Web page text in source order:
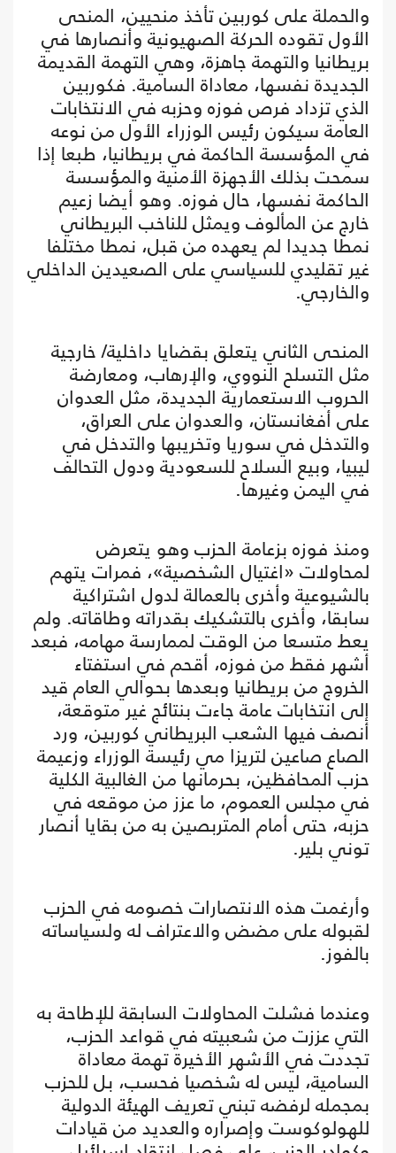
والحملة على كوربين تأخذ منحيين، المنحى
الأول تقوده الحركة الصهيونية وأنصارها في
بريطانيا والتهمة جاهزة، وهي التهمة القديمة
الجديدة نفسها، معاداة السامية. فكوربين
الذي تزداد فرص فوزه وحزبه في الانتخابات
العامة سيكون رئيس الوزراء الأول من نوعه
في المؤسسة الحاكمة في بريطانيا، طبعا إذا
سمحت بذلك الأجهزة الأمنية والمؤسسة
الحاكمة نفسها، حال فوزه. وهو أيضا زعيم
خارج عن المألوف ويمثل للناخب البريطاني
نمطا جديدا لم يعهده من قبل، نمطا مختلفا
غير تقليدي للسياسي على الصعيدين الداخلي
والخارجي.
المنحى الثاني يتعلق بقضايا داخلية/ خارجية
مثل التسلح النووي، والإرهاب، ومعارضة
الحروب الاستعمارية الجديدة، مثل العدوان
على أفغانستان، والعدوان على العراق،
والتدخل في سوريا وتخريبها والتدخل في
ليبيا، وبيع السلاح للسعودية ودول التحالف
في اليمن وغيرها.
ومنذ فوزه بزعامة الحزب وهو يتعرض
لمحاولات «اغتيال الشخصية»، فمرات يتهم
بالشيوعية وأخرى بالعمالة لدول اشتراكية
سابقا، وأخرى بالتشكيك بقدراته وطاقاته. ولم
يعط متسعا من الوقت لممارسة مهامه، فبعد
أشهر فقط من فوزه، أقحم في استفتاء
الخروج من بريطانيا وبعدها بحوالي العام قيد
إلى انتخابات عامة جاءت بنتائج غير متوقعة،
أنصف فيها الشعب البريطاني كوربين، ورد
الصاع صاعين لتريزا مي رئيسة الوزراء وزعيمة
حزب المحافظين، بحرمانها من الغالبية الكلية
في مجلس العموم، ما عزز من موقعه في
حزبه، حتى أمام المتربصين به من بقايا أنصار
توني بلير.
وأرغمت هذه الانتصارات خصومه في الحزب
لقبوله على مضض والاعتراف له ولسياساته
بالفوز.
وعندما فشلت المحاولات السابقة للإطاحة به
التي عززت من شعبيته في قواعد الحزب،
تجددت في الأشهر الأخيرة تهمة معاداة
السامية، ليس له شخصيا فحسب، بل للحزب
بمجمله لرفضه تبني تعريف الهيئة الدولية
للهولوكوست وإصراره والعديد من قيادات